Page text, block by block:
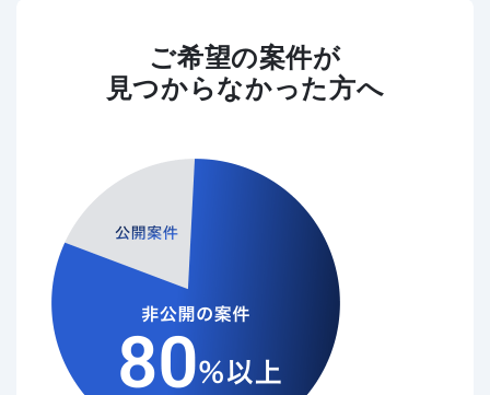
ご希望の案件が
見つからなかった方へ